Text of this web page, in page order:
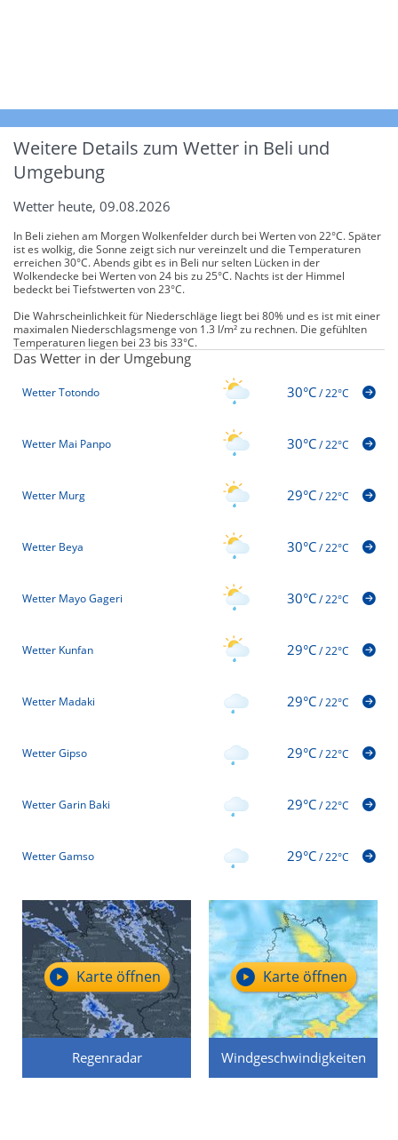
Weitere Details zum Wetter in Beli und
Umgebung
Wetter heute, 09.08.2026
In Beli ziehen am Morgen Wolkenfelder durch bei Werten von 22°C. Später
ist es wolkig, die Sonne zeigt sich nur vereinzelt und die Temperaturen
erreichen 30°C. Abends gibt es in Beli nur selten Lücken in der
Wolkendecke bei Werten von 24 bis zu 25°C. Nachts ist der Himmel
bedeckt bei Tiefstwerten von 23°C.
Die Wahrscheinlichkeit für Niederschläge liegt bei 80% und es ist mit einer
maximalen Niederschlagsmenge von 1.3 l/m² zu rechnen. Die gefühlten
Temperaturen liegen bei 23 bis 33°C.
Das Wetter in der Umgebung
Wetter Totondo 30°C/22°C
Wetter Mai Panpo 30°C/22°C
Wetter Murg 29°C/22°C
Wetter Beya 30°C/22°C
Wetter Mayo Gageri 30°C/22°C
Wetter Kunfan 29°C/22°C
Wetter Madaki 29°C/22°C
Wetter Gipso 29°C/22°C
Wetter Garin Baki 29°C/22°C
Wetter Gamso 29°C/22°C
Regenradar
Karte öffnen
Windgeschwindigkeiten
Karte öffnen